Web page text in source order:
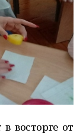
восторге от